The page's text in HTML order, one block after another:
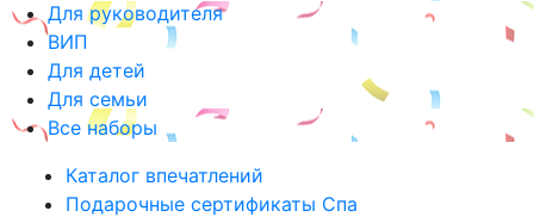
Для руководителя
ВИП
Для детей
Для семьи
Все наборы
Каталог впечатлений
Подарочные сертификаты Спа